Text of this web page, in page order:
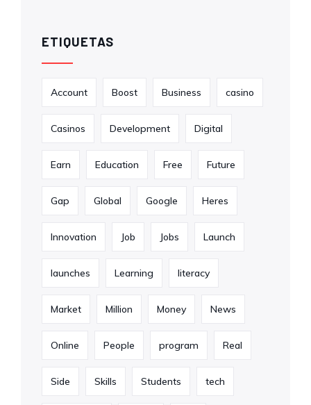
ETIQUETAS
Account Boost Business casino
Casinos Development Digital
Earn Education Free Future
Gap Global Google Heres
Innovation Job Jobs Launch
launches Learning literacy
Market Million Money News
Online People program Real
Side Skills Students tech